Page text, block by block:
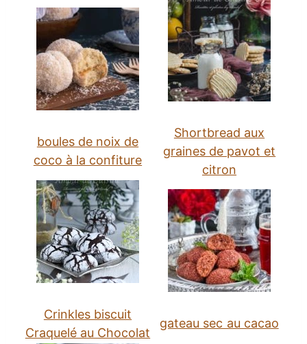
boules de noix de
coco à la confiture
Shortbread aux
graines de pavot et
citron
Crinkles biscuit
Craquelé au Chocolat
gateau sec au cacao